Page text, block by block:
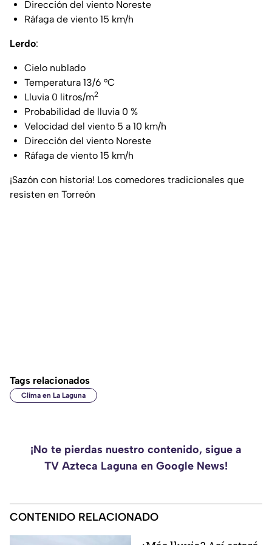
Dirección del viento Noreste
Ráfaga de viento 15 km/h
Lerdo:
Cielo nublado
Temperatura 13/6 °C
Lluvia 0 litros/m2
Probabilidad de lluvia 0 %
Velocidad del viento 5 a 10 km/h
Dirección del viento Noreste
Ráfaga de viento 15 km/h
¡Sazón con historia! Los comedores tradicionales que
resisten en Torreón
Tags relacionados
Clima en La Laguna
¡No te pierdas nuestro contenido, sigue a
TV Azteca Laguna en Google News!
CONTENIDO RELACIONADO